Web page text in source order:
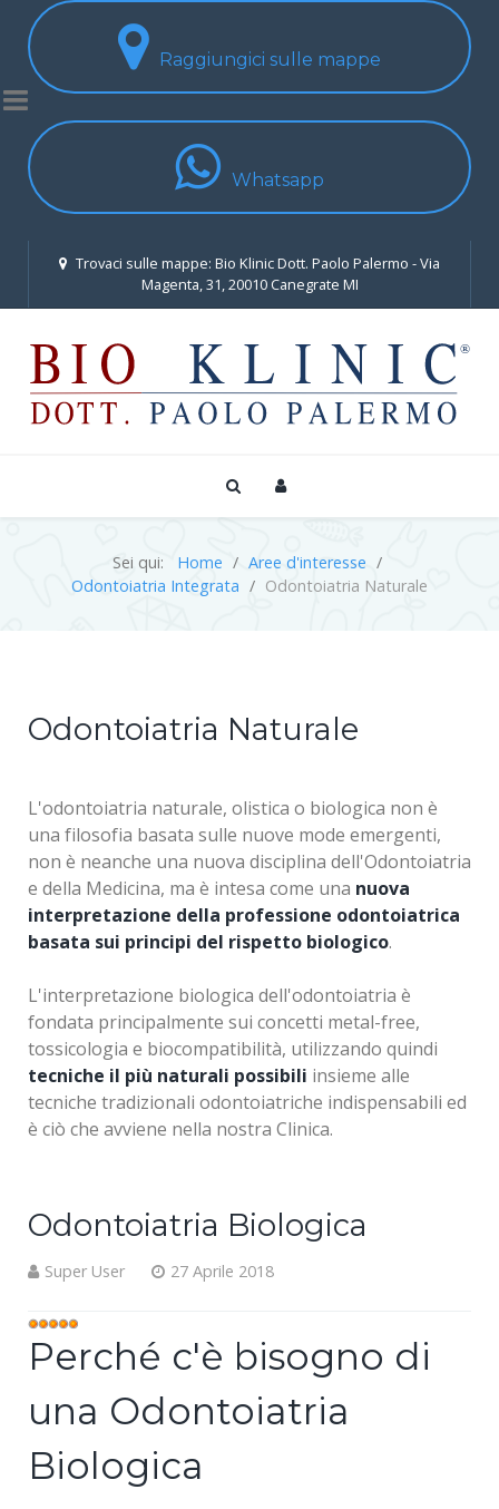
Raggiungici sulle mappe
Whatsapp
Trovaci sulle mappe: Bio Klinic Dott. Paolo Palermo - Via
Magenta, 31, 20010 Canegrate MI
Sei qui: Home
Aree d'interesse
Odontoiatria Integrata
Odontoiatria Naturale
Odontoiatria Naturale
L'odontoiatria naturale, olistica o biologica non è
una filosofia basata sulle nuove mode emergenti,
non è neanche una nuova disciplina dell'Odontoiatria
e della Medicina, ma è intesa come una nuova
interpretazione della professione odontoiatrica
basata sui principi del rispetto biologico.
L'interpretazione biologica dell'odontoiatria è
fondata principalmente sui concetti metal-free,
tossicologia e biocompatibilità, utilizzando quindi
tecniche il più naturali possibili insieme alle
tecniche tradizionali odontoiatriche indispensabili ed
è ciò che avviene nella nostra Clinica.
Odontoiatria Biologica
Super User 27 Aprile 2018
Valutazione
attuale:5 / 5
Perché c'è bisogno di
una Odontoiatria
Biologica